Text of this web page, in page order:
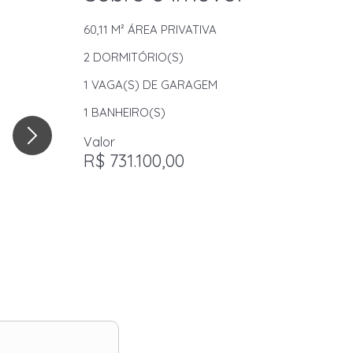
60,11 M² ÁREA PRIVATIVA
2 DORMITÓRIO(S)
1 VAGA(S) DE GARAGEM
1 BANHEIRO(S)
Valor
R$ 731.100,00